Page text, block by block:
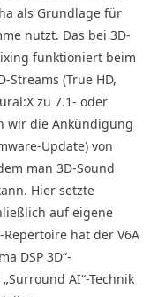
als Grundlage für
nutzt. Das bei 3D-
funktioniert beim
Streams (True HD,
zu 7.1- oder
wir die Ankündigung
Update) von
man 3D-Sound
Hier setzte
auf eigene
Repertoire hat der V6A
DSP 3D“-
AI“-Technik